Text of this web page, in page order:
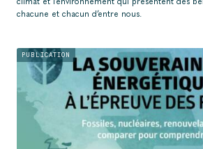
chacune et chacun d’entre nous.
PUBLICATION